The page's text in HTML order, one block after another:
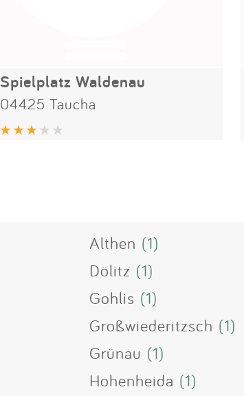
Spielplatz Waldenau
04425 Taucha
Althen (1)
Dölitz (1)
Gohlis (1)
Großwiederitzsch (1)
Grünau (1)
Hohenheida (1)